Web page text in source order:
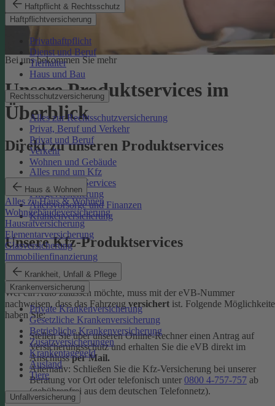
Haftpflicht & Rechtsschutz
Haftpflichtversicherung
Privathaftpflicht
Dienst und Beruf
Tierhalter
Haus und Bau
Rechtsschutzversicherung
Alles zur Rechtsschutzversicherung
Privat, Beruf und Verkehr
Privat und Beruf
Verkehr
Wohnen und Gebäude
Haus & Wohnen
Alles zu Haus & Wohnen
Wohngebäudeversicherung
Hausratversicherung
Elementarversicherung
Glasversicherung
Immobilienfinanzierung
Krankheit, Unfall & Pflege
Krankenversicherung
Private Krankenversicherung
Gesetzliche Krankenversicherung
Betriebliche Krankenversicherung
Zusatzversicherungen
Krankentagegeld
Ausland
Tiere
Unfallversicherung
Bei uns bekommen Sie mehr
Unsere Produktservices im
Überblick
Direkt zu unseren Produktservices
Alles rund um Kfz
Rechtsschutz-Services
Pflegeversicherung
Altersvorsorge und Finanzen
Krankenversicherung
Unsere Kfz-Produktservices
eVB-Nummer
Wer ein Auto zulassen möchte, muss mit der eVB-Nummer
nachweisen, dass das Fahrzeug versichert ist. Folgende
haben Sie:
Stellen Sie über unseren Online-Rechner einen Antrag auf
Versicherungsschutz und erhalten Sie die eVB direkt im
Anschlussper Mail.
Alternativ: Schließen Sie die Kfz-​Versicherung bei unserer
Beratung vor Ort oder telefonisch unter 0800 4-​757-757 ab
(gebührenfrei aus dem deutschen Telefonnetz).